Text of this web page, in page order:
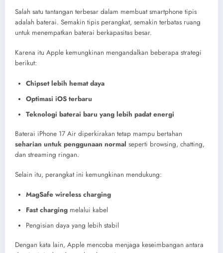
Salah satu tantangan terbesar dalam membuat smartphone tipis
adalah baterai. Semakin tipis perangkat, semakin terbatas ruang
untuk menempatkan baterai berkapasitas besar.
Karena itu Apple kemungkinan mengandalkan beberapa strategi
berikut:
Chipset lebih hemat daya
Optimasi iOS terbaru
Teknologi baterai baru yang lebih padat energi
Baterai iPhone 17 Air diperkirakan tetap mampu bertahan
seharian untuk penggunaan normal seperti browsing, chatting,
dan streaming ringan.
Selain itu, perangkat ini kemungkinan mendukung:
MagSafe wireless charging
Fast charging melalui kabel
Pengisian daya yang lebih stabil
Dengan kata lain, Apple mencoba menjaga keseimbangan antara